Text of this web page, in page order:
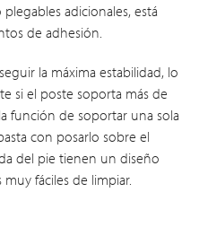
adicionales, está
de adhesión.
la máxima estabilidad, lo
si el poste soporta más de
función de soportar una sola
con posarlo sobre el
del pie tienen un diseño
fáciles de limpiar.